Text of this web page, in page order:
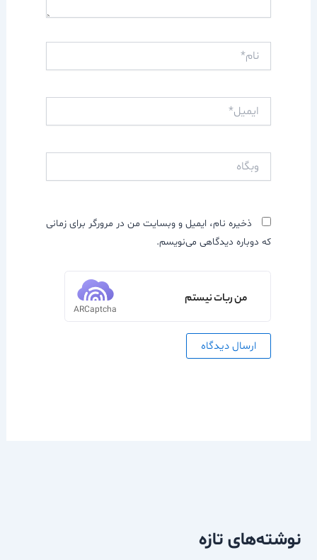
ذخیره نام، ایمیل و وبسایت من در مرورگر برای زمانی
که دوباره دیدگاهی می‌نویسم.
من ربات نیستم
ARCaptcha
نوشته‌های تازه